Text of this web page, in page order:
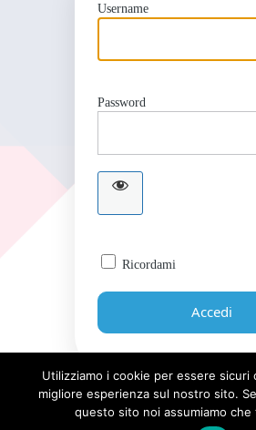
Username
Password
Ricordami
Password dimenticata?
Utilizziamo i cookie per essere sicuri
migliore esperienza sul nostro sito.
questo sito noi assumiamo